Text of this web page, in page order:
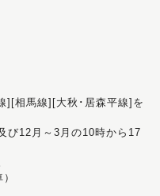
][相馬線][大秋･居森平線]を
び12月～3月の10時から17